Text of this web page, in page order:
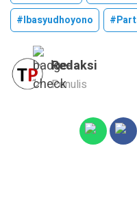
#ibasyudhoyono
Redaksi
Penulis